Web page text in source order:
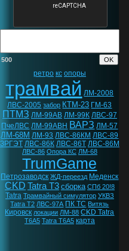
500
ретро кс опоры
трамвай ЛМ-2008
ЛВС-2005 забор КТМ-23 ГМ-63
ПТМЗ ЛМ-99АВ ЛМ-99К ЛВС-97
ПчеЛВС ЛМ-99АВН ВАРЗ ЛМ-57
ЛМ-68М ЛМ-93 ЛВС-86КМ ЛВС-89
ЗРГЭТ ЛВС-86К ЛВС-86Т ЛВС-86М
ЛВС-86 Опора КС ЛМ-68
TrumGame
Петрозаводск ЖД-переезд Меденск
CKD Tatra T3 сборка СПб 20!8
Tatra Трамвайный симулятор УКВЗ
Tatra T2 ЛВС-97А ПК ТС Витязь
Кировск локации ЛМ-88 CKD Tatra
T6A5 Tatra T6A5 карта